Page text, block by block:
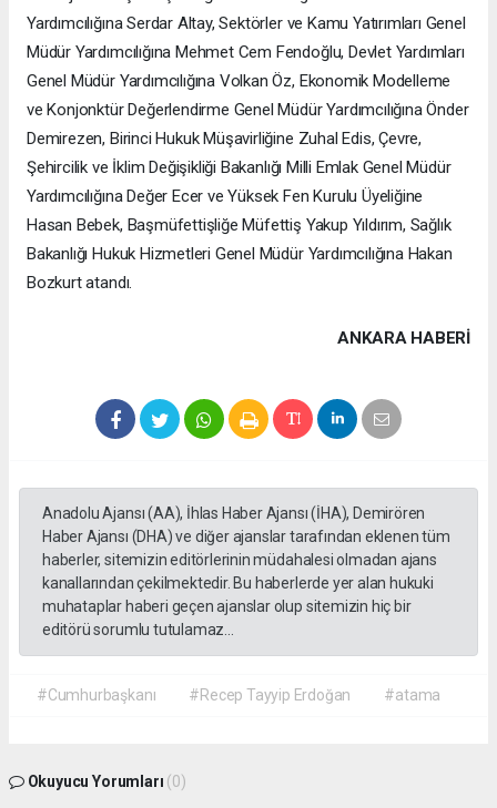
Yardımcılığına Serdar Altay, Sektörler ve Kamu Yatırımları Genel
Müdür Yardımcılığına Mehmet Cem Fendoğlu, Devlet Yardımları
Genel Müdür Yardımcılığına Volkan Öz, Ekonomik Modelleme
ve Konjonktür Değerlendirme Genel Müdür Yardımcılığına Önder
Demirezen, Birinci Hukuk Müşavirliğine Zuhal Edis, Çevre,
Şehircilik ve İklim Değişikliği Bakanlığı Milli Emlak Genel Müdür
Yardımcılığına Değer Ecer ve Yüksek Fen Kurulu Üyeliğine
Hasan Bebek, Başmüfettişliğe Müfettiş Yakup Yıldırım, Sağlık
Bakanlığı Hukuk Hizmetleri Genel Müdür Yardımcılığına Hakan
Bozkurt atandı.
ANKARA HABERİ
Anadolu Ajansı (AA), İhlas Haber Ajansı (İHA), Demirören
Haber Ajansı (DHA) ve diğer ajanslar tarafından eklenen tüm
haberler, sitemizin editörlerinin müdahalesi olmadan ajans
kanallarından çekilmektedir. Bu haberlerde yer alan hukuki
muhataplar haberi geçen ajanslar olup sitemizin hiç bir
editörü sorumlu tutulamaz...
#Cumhurbaşkanı #Recep Tayyip Erdoğan #atama
Okuyucu Yorumları (0)